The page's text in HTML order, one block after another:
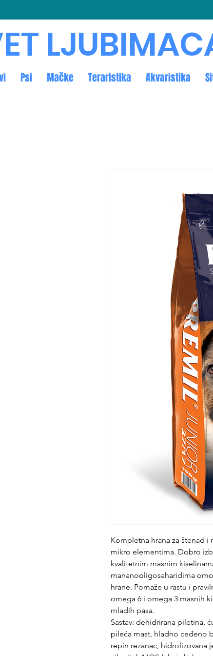
Psi Mačke Teraristika Akvaristika
Kompletna hrana za štenad
mikro elementima. Dobro
kvalitetnim masnim
mananooligosaharidima
hrane. Pomaže u rastu i
omega 6 i omega 3 masnih
mladih pasa.
Sastav: dehidrirana piletina,
pileća mast, hladno ceđeno
repin rezanac, hidrolizovana